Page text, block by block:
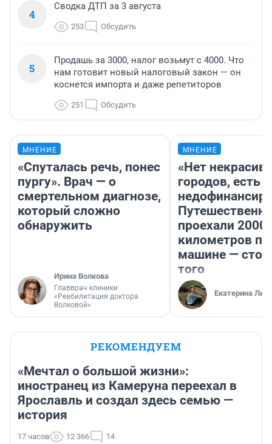
4
Сводка ДТП за 3 августа
253 Обсудить
5
Продашь за 3000, налог возьмут с 4000. Что
нам готовит новый налоговый закон — он
коснется импорта и даже репетиторов
251 Обсудить
МНЕНИЕ
«Спуталась речь, понес
пургу». Врач — о
смертельном диагнозе,
который сложно
обнаружить
Ирина Волкова
Главврач клиники
«Реабилитация доктора
Волковой»
МНЕНИЕ
«Нет
городов, есть
проехали 2000
километров по
машине —
того
Екатерина
РЕКОМЕНДУЕМ
«Мечтал о большой жизни»:
иностранец из Камеруна переехал в
Ярославль и создал здесь семью —
история
17 часов 12 366 14